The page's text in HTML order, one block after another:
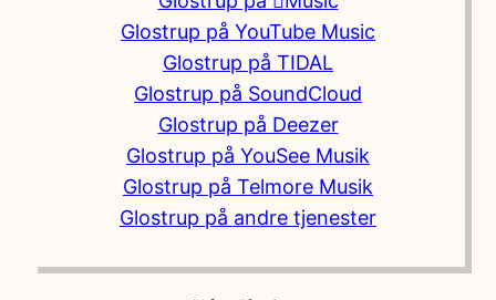
Glostrup på YouTube Music
Glostrup på TIDAL
Glostrup på SoundCloud
Glostrup på Deezer
Glostrup på YouSee Musik
Glostrup på Telmore Musik
Glostrup på andre tjenester